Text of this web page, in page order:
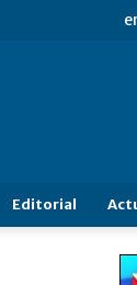
Editorial